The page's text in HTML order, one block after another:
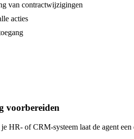
van contractwijzigingen
acties
voorbereiden
HR- of CRM-systeem laat de agent